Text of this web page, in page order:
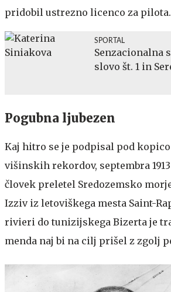
pridobil ustrezno licenco za pilota.
SPORTAL
Senzacionalna
slovo št. 1 in
Pogubna ljubezen
Kaj hitro se je podpisal pod
višinskih rekordov, septembra
človek preletel Sredozemsko
Izziv iz letoviškega mesta Saint-
rivieri do tunizijskega Bizerta je
menda naj bi na cilj prišel z zgolj